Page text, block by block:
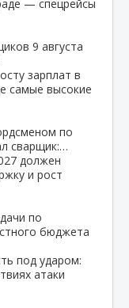
— спецрейсы
9 августа
зарплат в
самые высокие
по
сварщик:…
должен
и рост
по
бюджета
под ударом:
атаки